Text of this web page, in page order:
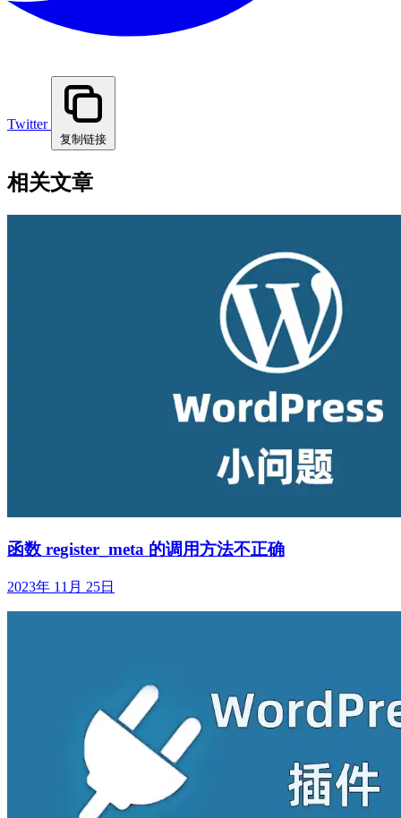
Twitter
复制链接
相关文章
函数 register_meta 的调用方法不正确
2023年 11月 25日